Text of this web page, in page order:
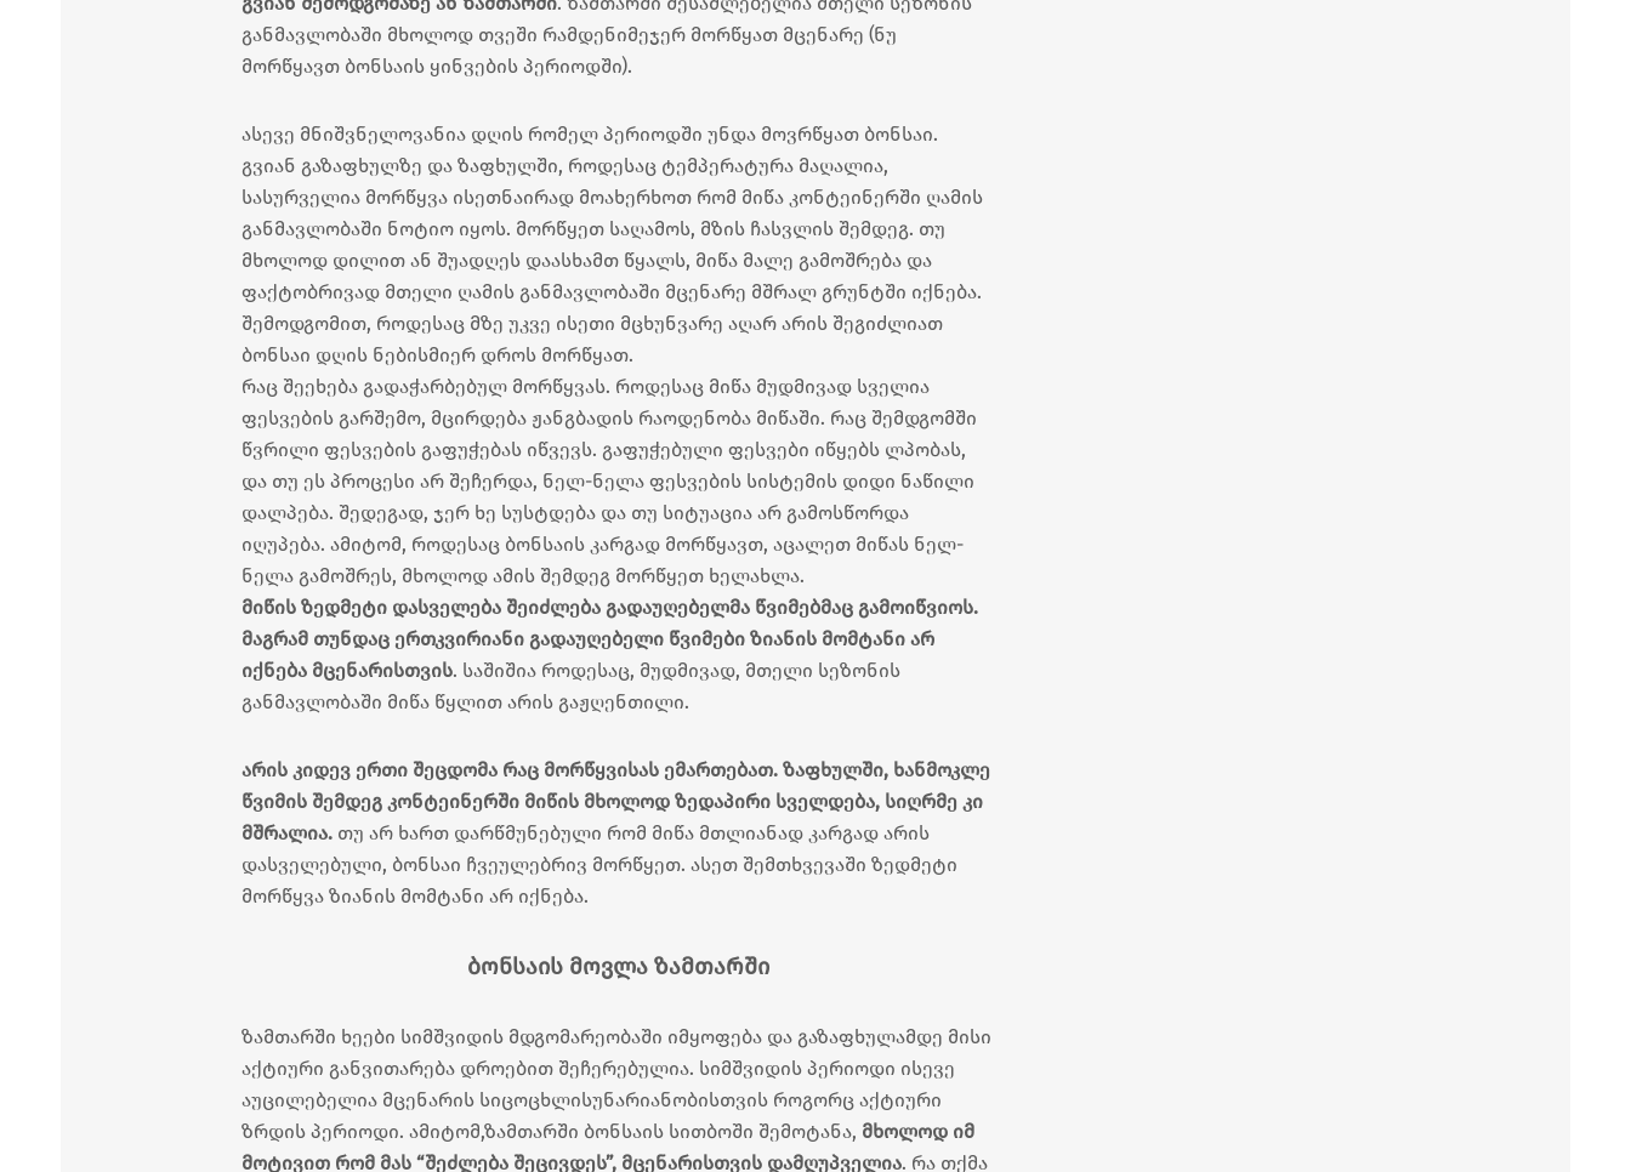
განმავლობაში მხოლოდ თვეში რამდენიმეჯერ მორწყათ მცენარე (ნუ
მორწყავთ ბონსაის ყინვების პერიოდში).
ასევე მნიშვნელოვანია დღის რომელ პერიოდში უნდა მოვრწყათ ბონსაი.
გვიან გაზაფხულზე და ზაფხულში, როდესაც ტემპერატურა მაღალია,
სასურველია მორწყვა ისეთნაირად მოახერხოთ რომ მიწა კონტეინერში ღამის
განმავლობაში ნოტიო იყოს. მორწყეთ საღამოს, მზის ჩასვლის შემდეგ. თუ
მხოლოდ დილით ან შუადღეს დაასხამთ წყალს, მიწა მალე გამოშრება და
ფაქტობრივად მთელი ღამის განმავლობაში მცენარე მშრალ გრუნტში იქნება.
შემოდგომით, როდესაც მზე უკვე ისეთი მცხუნვარე აღარ არის შეგიძლიათ
ბონსაი დღის ნებისმიერ დროს მორწყათ.
რაც შეეხება გადაჭარბებულ მორწყვას. როდესაც მიწა მუდმივად სველია
ფესვების გარშემო, მცირდება ჟანგბადის რაოდენობა მიწაში. რაც შემდგომში
წვრილი ფესვების გაფუჭებას იწვევს. გაფუჭებული ფესვები იწყებს ლპობას,
და თუ ეს პროცესი არ შეჩერდა, ნელ-ნელა ფესვების სისტემის დიდი ნაწილი
დალპება. შედეგად, ჯერ ხე სუსტდება და თუ სიტუაცია არ გამოსწორდა
იღუპება. ამიტომ, როდესაც ბონსაის კარგად მორწყავთ, აცალეთ მიწას ნელ-
ნელა გამოშრეს, მხოლოდ ამის შემდეგ მორწყეთ ხელახლა.
მიწის ზედმეტი დასველება შეიძლება გადაუღებელმა წვიმებმაც გამოიწვიოს.
მაგრამ თუნდაც ერთკვირიანი გადაუღებელი წვიმები ზიანის მომტანი არ
იქნება მცენარისთვის. საშიშია როდესაც, მუდმივად, მთელი სეზონის
განმავლობაში მიწა წყლით არის გაჟღენთილი.
არის კიდევ ერთი შეცდომა რაც მორწყვისას ემართებათ. ზაფხულში, ხანმოკლე
წვიმის შემდეგ კონტეინერში მიწის მხოლოდ ზედაპირი სველდება, სიღრმე კი
მშრალია. თუ არ ხართ დარწმუნებული რომ მიწა მთლიანად კარგად არის
დასველებული, ბონსაი ჩვეულებრივ მორწყეთ. ასეთ შემთხვევაში ზედმეტი
მორწყვა ზიანის მომტანი არ იქნება.
ბონსაის მოვლა ზამთარში
ზამთარში ხეები სიმშვიდის მდგომარეობაში იმყოფება და გაზაფხულამდე მისი
აქტიური განვითარება დროებით შეჩერებულია. სიმშვიდის პერიოდი ისევე
აუცილებელია მცენარის სიცოცხლისუნარიანობისთვის როგორც აქტიური
ზრდის პერიოდი. ამიტომ,ზამთარში ბონსაის სითბოში შემოტანა, მხოლოდ იმ
მოტივით რომ მას “შეძლება შეცივდეს”, მცენარისთვის დამღუპველია. რა თქმა